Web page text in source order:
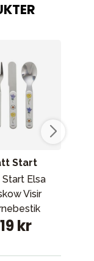
Start
Start Elsa
Visir
kr